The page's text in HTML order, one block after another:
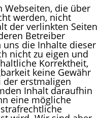
die über
werden, nicht
der verlinkten Seiten
Betreiber
die Inhalte dieser
nicht zu eigen und
Korrektheit,
keine Gewähr
der erstmaligen
Inhalt daraufhin
eine mögliche